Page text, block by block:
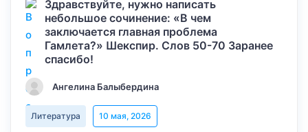
Здравствуйте, нужно написать
небольшое сочинение: «В чем
заключается главная проблема
Гамлета?» Шекспир. Слов 50-70 Заранее
спасибо!
Ангелина Балыбердина
Литература 10 мая, 2026